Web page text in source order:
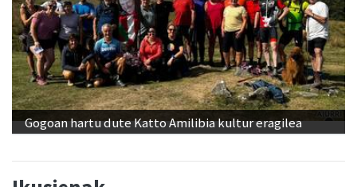
Gogoan hartu dute Katto Amilibia kultur eragilea